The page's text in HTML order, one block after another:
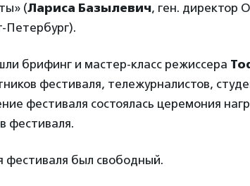
(Лариса Базылевич, ген. директор
Петербург).
брифинг и мастер-класс режиссера
фестиваля, тележурналистов,
фестиваля состоялась церемония
фестиваля.
фестиваля был свободный.